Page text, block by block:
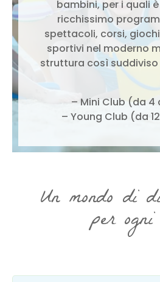
bambini, per i quali
ricchissimo
spettacoli, corsi,
sportivi nel moderno
struttura così suddiviso
– Mini Club (da 4
– Young Club (da
Un mondo di
per